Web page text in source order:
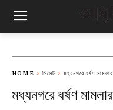
HOME সিলেট মধ্যনগরে ধর্ষণ
মধ্যনগরে ধর্ষণ